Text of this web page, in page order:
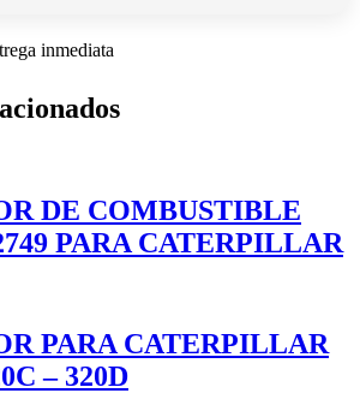
inmediata
DE COMBUSTIBLE
PARA CATERPILLAR
PARA CATERPILLAR
– 320D